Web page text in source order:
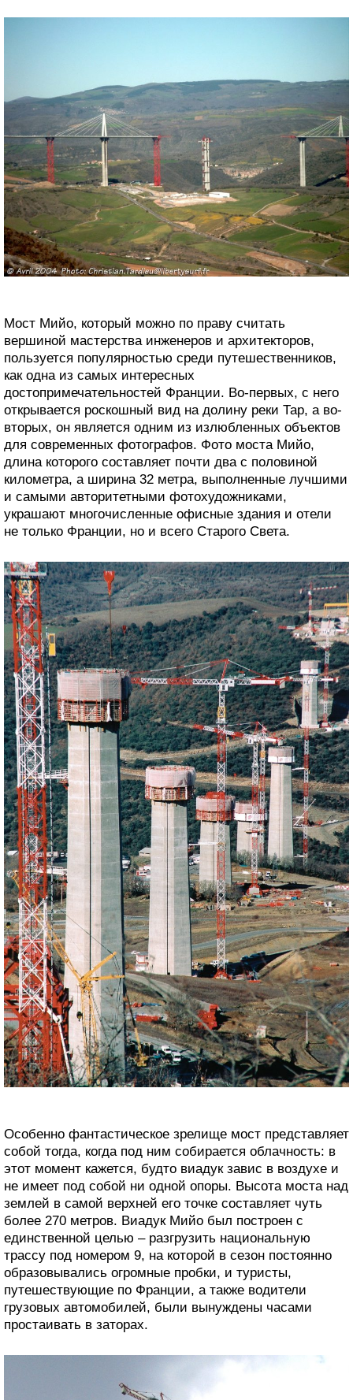
Мост Мийо, который можно по праву считать
вершиной мастерства инженеров и архитекторов,
пользуется популярностью среди путешественников,
как одна из самых интересных
достопримечательностей Франции. Во-первых, с него
открывается роскошный вид на долину реки Тар, а во-
вторых, он является одним из излюбленных объектов
для современных фотографов. Фото моста Мийо,
длина которого составляет почти два с половиной
километра, а ширина 32 метра, выполненные лучшими
и самыми авторитетными фотохудожниками,
украшают многочисленные офисные здания и отели
не только Франции, но и всего Старого Света.
Особенно фантастическое зрелище мост представляет
собой тогда, когда под ним собирается облачность: в
этот момент кажется, будто виадук завис в воздухе и
не имеет под собой ни одной опоры. Высота моста над
землей в самой верхней его точке составляет чуть
более 270 метров. Виадук Мийо был построен с
единственной целью – разгрузить национальную
трассу под номером 9, на которой в сезон постоянно
образовывались огромные пробки, и туристы,
путешествующие по Франции, а также водители
грузовых автомобилей, были вынуждены часами
простаивать в заторах.